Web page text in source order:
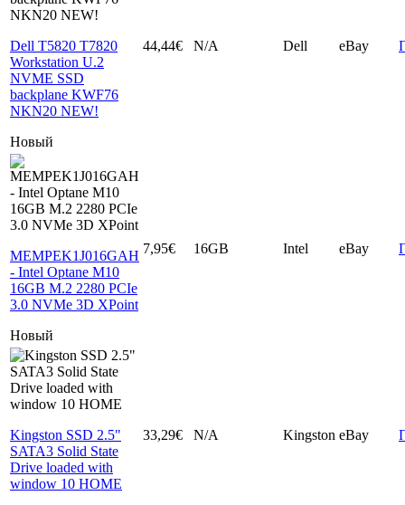
Dell T5820 T7820
Workstation U.2
NVME SSD
backplane KWF76
NKN20 NEW!
Новый
44,44€ N/A Dell eBay
MEMPEK1J016GAH
- Intel Optane M10
16GB M.2 2280 PCIe
3.0 NVMe 3D XPoint
Новый
7,95€ 16GB Intel eBay
Kingston SSD 2.5"
SATA3 Solid State
Drive loaded with
window 10 HOME
33,29€ N/A Kingston eBay